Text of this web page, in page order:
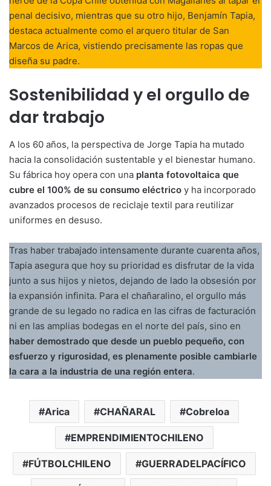
penal decisivo, mientras que su otro hijo, Benjamín Tapia,
destaca actualmente como el arquero titular de San
Marcos de Arica, vistiendo precisamente las ropas que
diseña su padre.
Sostenibilidad y el orgullo de
dar trabajo
A los 60 años, la perspectiva de Jorge Tapia ha mutado
hacia la consolidación sustentable y el bienestar humano.
Su fábrica hoy opera con una planta fotovoltaica que
cubre el 100% de su consumo eléctrico y ha incorporado
avanzados procesos de reciclaje textil para reutilizar
uniformes en desuso.
Tras haber trabajado intensamente durante cuarenta años,
Tapia asegura que hoy su prioridad es disfrutar de la vida
junto a sus hijos y nietos, dejando de lado la obsesión por
la expansión infinita. Para el chañaralino, el orgullo más
grande de su legado no radica en las cifras de facturación
ni en las amplias bodegas en el norte del país, sino en
haber demostrado que desde un pueblo pequeño, con
esfuerzo y rigurosidad, es plenamente posible cambiarle
la cara a la industria de una región entera.
Arica CHAÑARAL Cobreloa
EMPRENDIMIENTOCHILENO
FÚTBOLCHILENO GUERRADELPACÍFICO